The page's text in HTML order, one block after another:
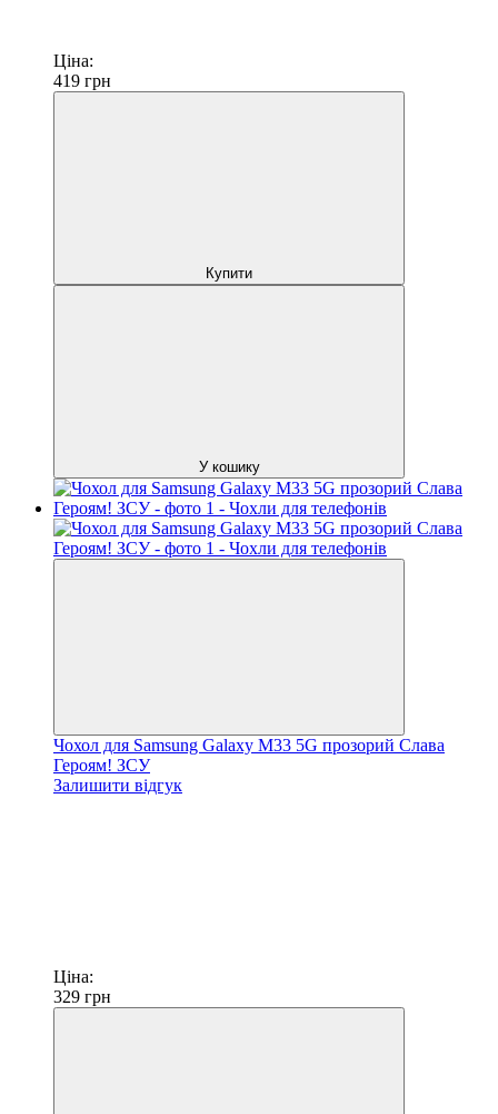
Ціна:
419 грн
Купити
У кошику
Чохол для Samsung Galaxy M33 5G прозорий Слава
Героям! ЗСУ
Залишити відгук
Ціна:
329 грн